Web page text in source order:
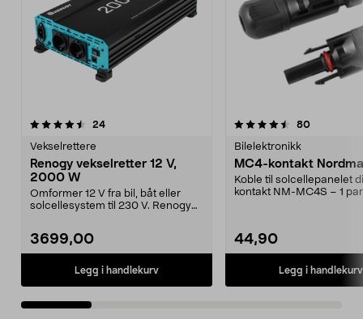
24anmeldelser
Vekselrettere
Renogy vekselretter 12 V,
2000 W
Omformer 12 V fra bil, båt eller
solcellesystem til 230 V. Renogy
3699,00
Legg i handlekurv
4.5 av 5 stjerner 80
Bilelektronikk
MC4-kontakt
Koble til solcellepanelet
kontakt NM-MC4S – 1
44,90
Legg i handlekurv
4.5 av 5 stjerner